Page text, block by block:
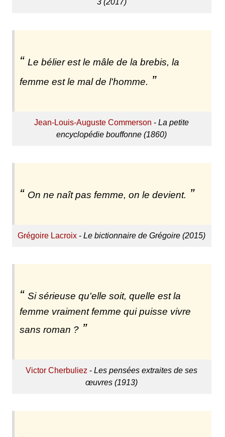
3 (2017)
Le bélier est le mâle de la brebis, la
femme est le mal de l'homme.
Jean-Louis-Auguste Commerson -La petite
encyclopédie bouffonne (1860)
On ne naît pas femme, on le devient.
Grégoire Lacroix -Le bictionnaire de Grégoire (2015)
Si sérieuse qu'elle soit, quelle est la
femme vraiment femme qui puisse vivre
sans roman ?
Victor Cherbuliez -Les pensées extraites de ses
œuvres (1913)